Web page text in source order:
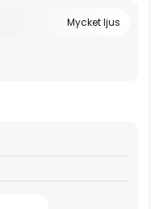
Mycket ljus